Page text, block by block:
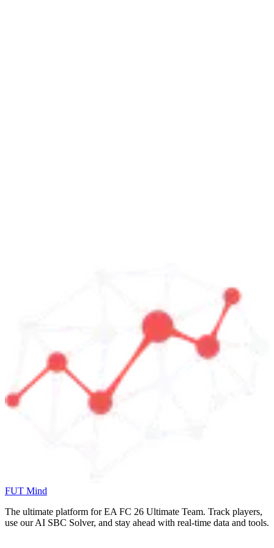
FUT Mind
The ultimate platform for EA FC 26 Ultimate Team. Track players,
use our AI SBC Solver, and stay ahead with real-time data and tools.